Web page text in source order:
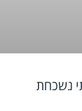
נשכחת